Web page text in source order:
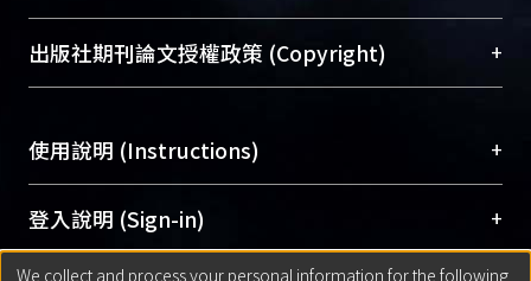
To permanently archive and promote researcher
profiles and scholarly works, Library integrates the
services of “NTU Repository” with “Academic
開放取用是從使用者角度提升資訊取用性的社會運
動，應用在學術研究上是透過將研究著作公開供使
用逐年攀升。同時可加速研究發展、提升研究影響
Archive）平台。 （點選深入了解OA）
出版社期刊論文授權政策 (Copyright) +
含部分內容的版權非匯入者所有，或由第三方贊
助與合作完成，請確認該版權所有者及第三方同
意提供此授權。
Please represent that the submission is your
original work, and that you have the right to
使用說明 (Instructions) +
網站簡介(Quickstart Guide)
使用手冊(Instruction Manual)
登入說明 (Sign-in) +
We collect and process your personal information for the following